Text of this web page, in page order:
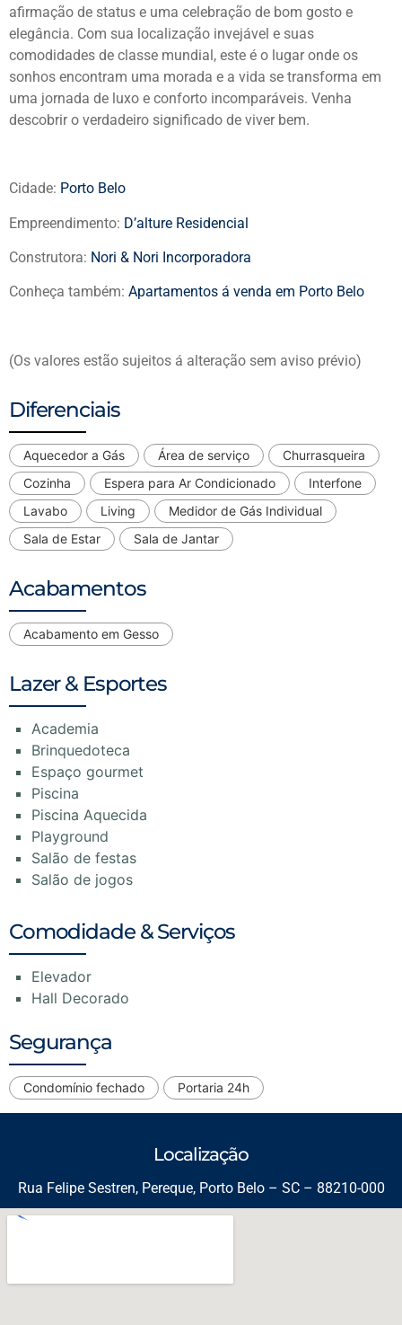
afirmação de status e uma celebração de bom gosto e
elegância. Com sua localização invejável e suas
comodidades de classe mundial, este é o lugar onde os
sonhos encontram uma morada e a vida se transforma em
uma jornada de luxo e conforto incomparáveis. Venha
descobrir o verdadeiro significado de viver bem.
Cidade: Porto Belo
Empreendimento: D’alture Residencial
Construtora: Nori & Nori Incorporadora
Conheça também: Apartamentos á venda em Porto Belo
(Os valores estão sujeitos á alteração sem aviso prévio)
Diferenciais
Aquecedor a Gás Área de serviço
Churrasqueira
Cozinha
Espera para Ar Condicionado
Interfone
Lavabo
Living
Medidor de Gás Individual
Sala de Estar
Sala de Jantar
Acabamentos
Acabamento em Gesso
Lazer & Esportes
Academia
Brinquedoteca
Espaço gourmet
Piscina
Piscina Aquecida
Playground
Salão de festas
Salão de jogos
Comodidade & Serviços
Elevador
Hall Decorado
Segurança
Condomínio fechado Portaria 24h
Localização
Rua Felipe Sestren, Pereque, Porto Belo – SC – 88210-000